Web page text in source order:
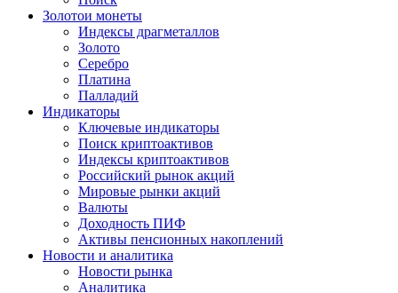
Золотои монеты
Индексы драгметаллов
Золото
Серебро
Платина
Палладий
Индикаторы
Ключевые индикаторы
Поиск криптоактивов
Индексы криптоактивов
Российский рынок акций
Мировые рынки акций
Валюты
Доходность ПИФ
Активы пенсионных накоплений
Новости и аналитика
Новости рынка
Аналитика